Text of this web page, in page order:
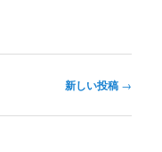
新しい投稿 →